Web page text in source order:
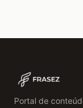
Portal de